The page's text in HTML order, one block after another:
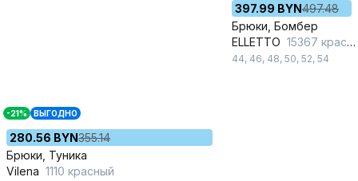
-21% ВЫГОДНО
280.56 BYN355.14
Брюки, Туника
Vilena 1110 красный
397.99 BYN497.48
Брюки, Бомбер
ELLETTO 15367 красно-молочный
44, 46, 48, 50, 52, 54